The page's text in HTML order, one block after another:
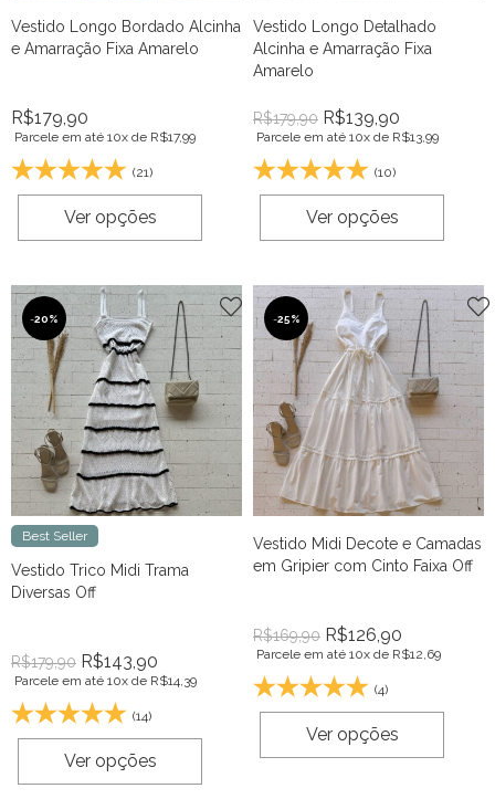
Vestido Longo Bordado Alcinha
e Amarração Fixa Amarelo
R$179,90
Parcele em até 10x de R$17,99
(21)
Ver opções
Vestido Longo Detalhado
Alcinha e Amarração Fixa
Amarelo
R$179,90 R$139,90
Parcele em até 10x de R$13,99
(10)
Ver opções
-20%
Best Seller
Vestido Trico Midi Trama
Diversas Off
R$179,90 R$143,90
Parcele em até 10x de R$14,39
(14)
Ver opções
-25%
Vestido Midi Decote e Camadas
em Gripier com Cinto Faixa Off
R$169,90 R$126,90
Parcele em até 10x de R$12,69
(4)
Ver opções